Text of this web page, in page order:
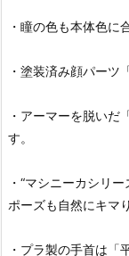
・瞳の色も本体色に
・塗装済み顔パーツ
・アーマーを脱いだ
す。
・“マシニーカシリ
ポーズも自然にキマ
・プラ製の手首は「